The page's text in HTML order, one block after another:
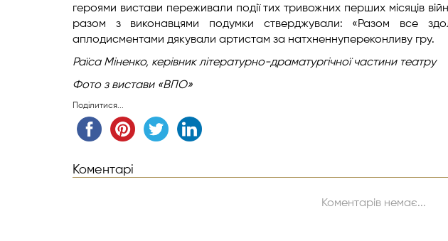
героями вистави переживали події тих тривожних перших місяців
разом з виконавцями подумки стверджували: «Разом все
аплодисментами дякували артистам за натхненнупереконливу гру.
Раїса Міненко, керівник літературно-драматургічної частини театру
Фото з вистави «ВПО»
Поділитися...
Коментарі
Коментарів немає...